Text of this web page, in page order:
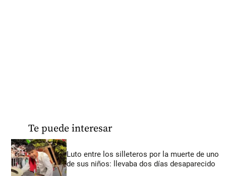
Te puede interesar
Luto entre los silleteros por la muerte de uno
de sus niños: llevaba dos días desaparecido